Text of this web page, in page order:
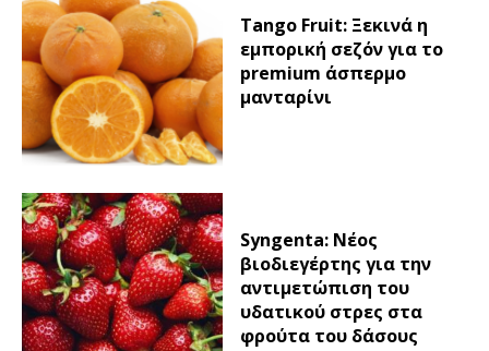
Tango Fruit: Ξεκινά η
εμπορική σεζόν για το
premium άσπερμο
μανταρίνι
Syngenta: Νέος
βιοδιεγέρτης για την
αντιμετώπιση του
υδατικού στρες στα
φρούτα του δάσους